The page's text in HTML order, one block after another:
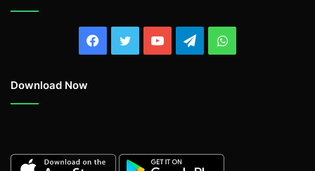
Facebook
TwitterYouTubeTelegramWhatsApp
Download Now